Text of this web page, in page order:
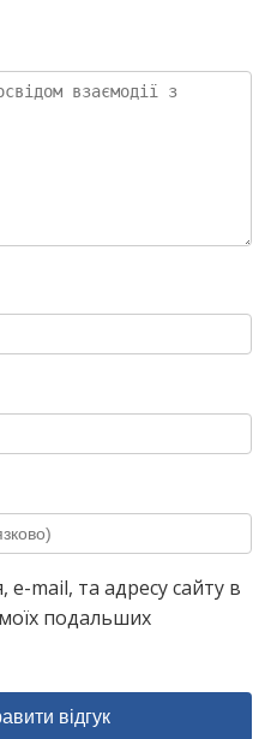
e-mail, та адресу сайту в
подальших
відгук